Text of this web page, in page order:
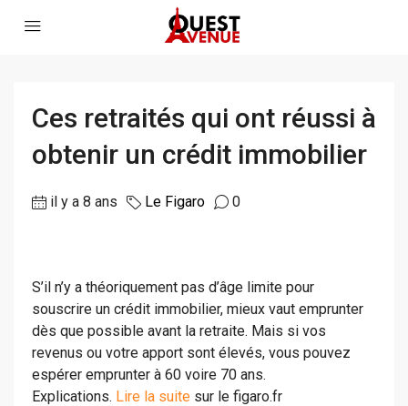
Ces retraités qui ont réussi à
obtenir un crédit immobilier
il y a 8 ans Le Figaro 0
S’il n’y a théoriquement pas d’âge limite pour
souscrire un crédit immobilier, mieux vaut emprunter
dès que possible avant la retraite. Mais si vos
revenus ou votre apport sont élevés, vous pouvez
espérer emprunter à 60 voire 70 ans.
Explications. Lire la suite sur le figaro.fr